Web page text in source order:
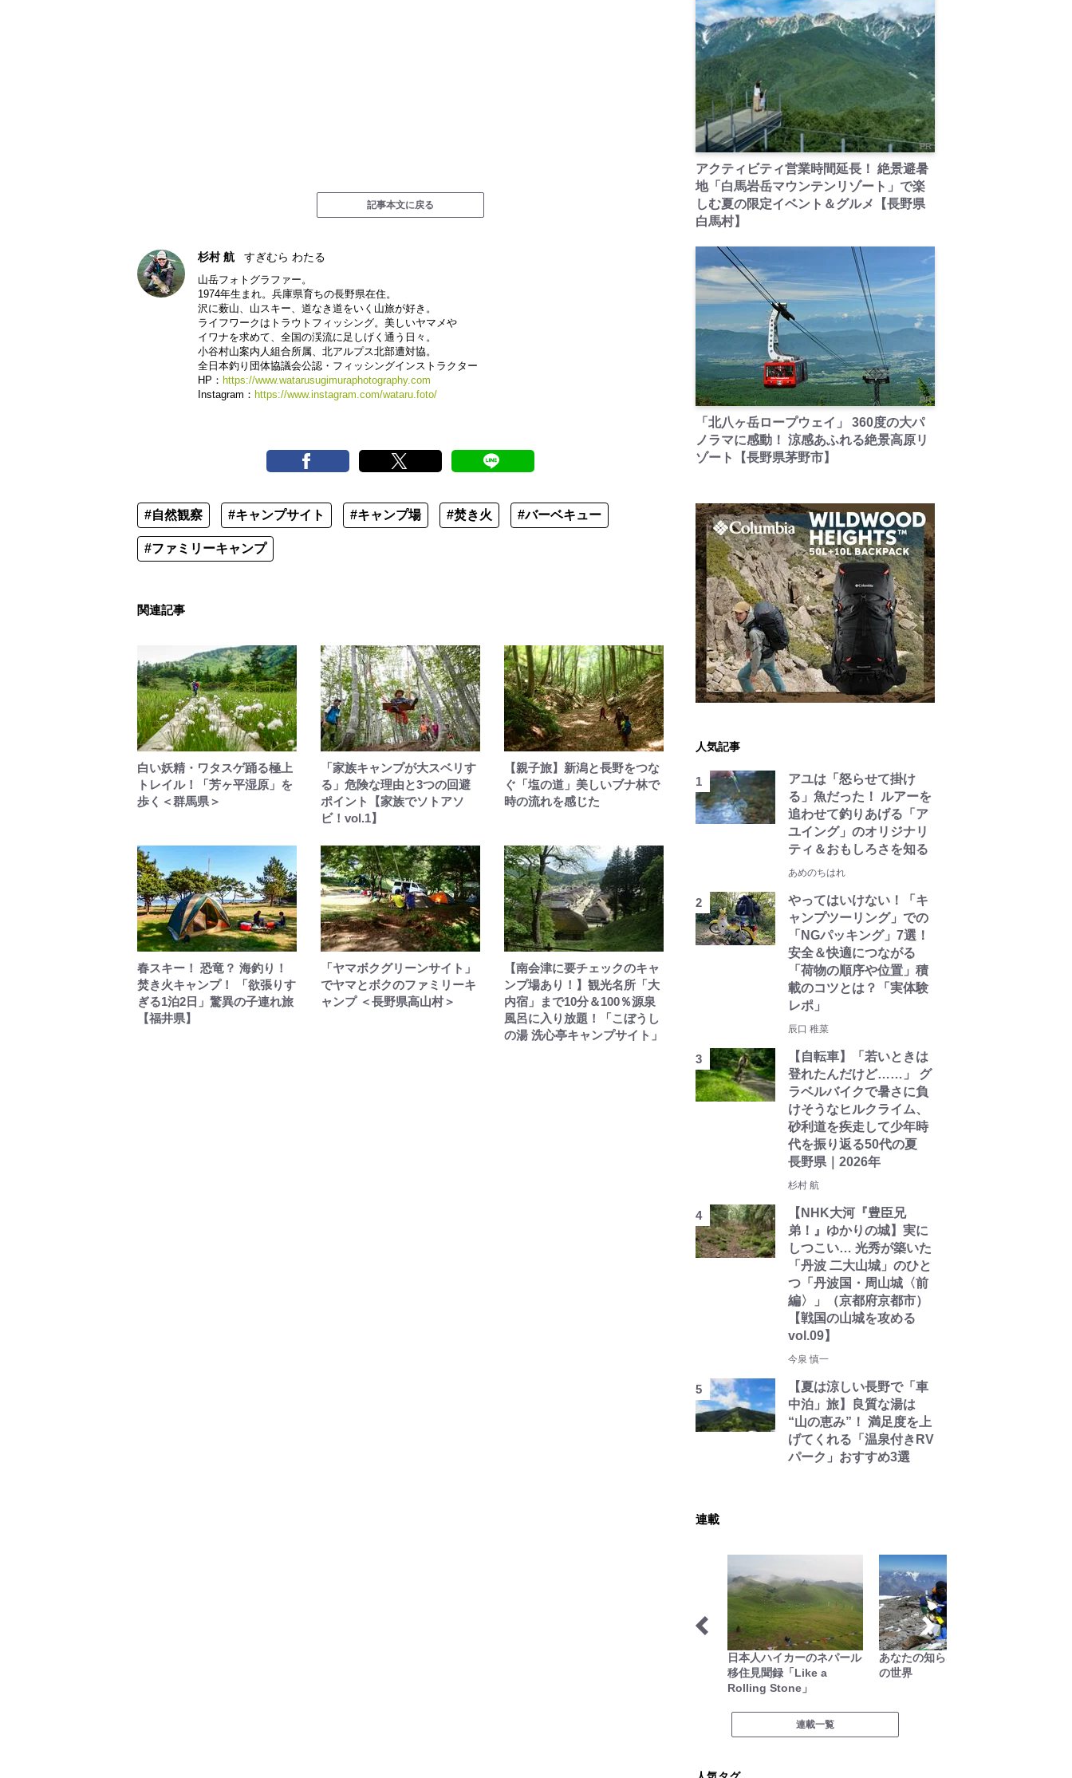
記事本文に戻る
杉村 航 すぎむら わたる
山岳フォトグラファー。
1974年生まれ。兵庫県育ちの長野県在住。
沢に薮山、山スキー、道なき道をいく山旅が好き。
ライフワークはトラウトフィッシング。美しいヤマメや
イワナを求めて、全国の渓流に足しげく通う日々。
小谷村山案内人組合所属、北アルプス北部遭対協。
全日本釣り団体協議会公認・フィッシングインストラクター
HP： https://www.watarusugimuraphotography.com
Instagram： https://www.instagram.com/wataru.foto/
#自然観察 #キャンプサイト #キャンプ場 #焚き火 #バーベキュー
#ファミリーキャンプ
関連記事
白い妖精・ワタスゲ踊る極上
トレイル！「芳ヶ平湿原」を
歩く＜群馬県＞
「家族キャンプが大スベリす
る」危険な理由と3つの回避
ポイント【家族でソトアソ
ビ！vol.1】
【親子旅】新潟と長野をつな
ぐ「塩の道」美しいブナ林で
時の流れを感じた
春スキー！ 恐竜？ 海釣り！
焚き火キャンプ！ 「欲張りす
ぎる1泊2日」驚異の子連れ旅
【福井県】
「ヤマボクグリーンサイト」
でヤマとボクのファミリーキ
ャンプ ＜長野県高山村＞
【南会津に要チェックのキャ
ンプ場あり！】観光名所「大
内宿」まで10分＆100％源泉
風呂に入り放題！「こぼうし
の湯 洗心亭キャンプサイト」
PR
アクティビティ営業時間延長！ 絶景避暑
地「白馬岩岳マウンテンリゾート」で楽
しむ夏の限定イベント＆グルメ【長野県
白馬村】
PR
「北八ヶ岳ロープウェイ」 360度の大パ
ノラマに感動！ 涼感あふれる絶景高原リ
ゾート【長野県茅野市】
人気記事
アユは「怒らせて掛け
る」魚だった！ ルアーを
追わせて釣りあげる「ア
ユイング」のオリジナリ
ティ＆おもしろさを知る
あめのちはれ
やってはいけない！「キ
ャンプツーリング」での
「NGパッキング」7選！
安全＆快適につながる
「荷物の順序や位置」積
載のコツとは？「実体験
レポ」
辰口 稚菜
【自転車】「若いときは
登れたんだけど……」 グ
ラベルバイクで暑さに負
けそうなヒルクライム、
砂利道を疾走して少年時
代を振り返る50代の夏
長野県｜2026年
杉村 航
【NHK大河『豊臣兄
弟！』ゆかりの城】実に
しつこい… 光秀が築いた
「丹波 二大山城」のひと
つ「丹波国・周山城〈前
編〉」（京都府京都市）
【戦国の山城を攻める
vol.09】
今泉 慎一
【夏は涼しい長野で「車
中泊」旅】良質な湯は
“山の恵み”！ 満足度を上
げてくれる「温泉付きRV
パーク」おすすめ3選
連載
日本人ハイカーのネパール
移住見聞録「Like a
Rolling Stone」
あなたの知らない高所登山
の世界
連載一覧